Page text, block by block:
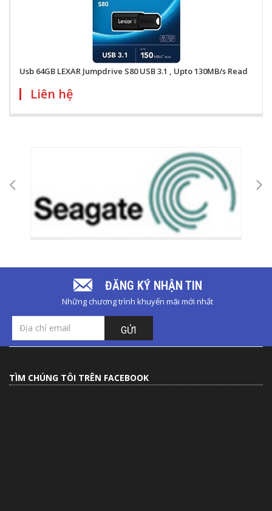
Usb 64GB LEXAR Jumpdrive S80 USB 3.1 , Upto 130MB/s Read
Liên hệ
ĐĂNG KÝ NHẬN TIN
Những chương trình khuyến mãi mới nhất
GỬI
TÌM CHÚNG TÔI TRÊN FACEBOOK